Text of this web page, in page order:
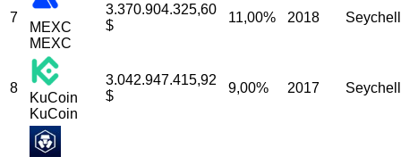
7
MEXC
MEXC
3.370.904.325,60
$
11,00% 2018
8
KuCoin
KuCoin
3.042.947.415,92
$
9,00% 2017